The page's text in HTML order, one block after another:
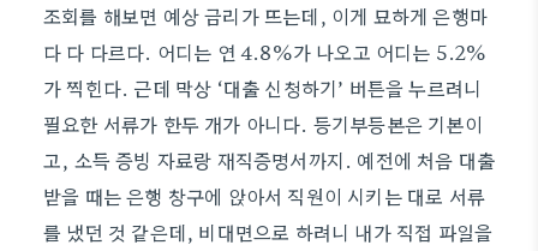
조회를 해보면 예상 금리가 뜨는데, 이게 묘하게 은행마
다 다 다르다. 어디는 연 4.8%가 나오고 어디는 5.2%
가 찍힌다. 근데 막상 ‘대출 신청하기’ 버튼을 누르려니
필요한 서류가 한두 개가 아니다. 등기부등본은 기본이
고, 소득 증빙 자료랑 재직증명서까지. 예전에 처음 대출
받을 때는 은행 창구에 앉아서 직원이 시키는 대로 서류
를 냈던 것 같은데, 비대면으로 하려니 내가 직접 파일을